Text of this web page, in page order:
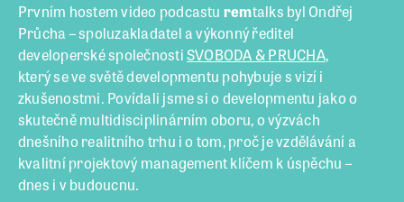
Prvním hostem video podcastu remtalks byl Ondřej
Průcha – spoluzakladatel a výkonný ředitel
developerské společnostiSVOBODA & PRUCHA,
který se ve světě developmentu pohybuje s vizí i
zkušenostmi. Povídali jsme si o developmentu jako o
skutečně multidisciplinárním oboru, o výzvách
dnešního realitního trhu i o tom, proč je vzdělávání a
kvalitní projektový management klíčem k úspěchu –
dnes i v budoucnu.